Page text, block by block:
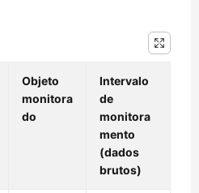
Objeto
monitora
do
Intervalo
de
monitora
mento
(dados
brutos)